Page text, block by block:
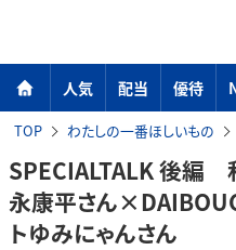
人気 配当 優待
TOP わたしの一番ほしいもの
SPECIALTALK 後編
永康平さん
トゆみにゃんさん